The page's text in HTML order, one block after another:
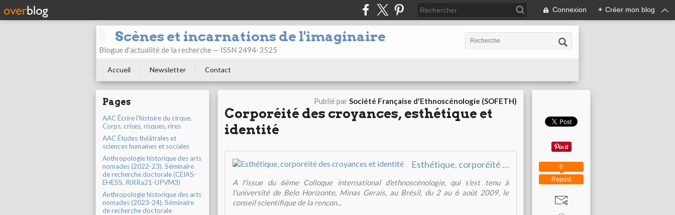
Connexion + Créer mon blog
Scènes et incarnations de l'imaginaire
Blogue d'actualité de la recherche — ISSN 2494-3525
Accueil Newsletter Contact
Pages
AAC Écrire l'histoire du cirque.
Corps, crises, risques, rires
AAC Études théâtrales et
sciences humaines et sociales
Anthropologie historique des arts
nomades (2022-23). Séminaire
de recherche doctorale (CEIAS-
EHESS, RiRRa21-UPVM3)
Anthropologie historique des arts
nomades (2023-24). Séminaire
de recherche doctorale
Publié parSociété Française d'Ethnoscénologie (SOFETH)
Corporéité des croyances, esthétique et
identité
Esthétique, corporéité des croyances et identité
A l'issue du 6ème Colloque international d'ethnoscénologie, qui s'est tenu à
l'université de Belo Horizonte, Minas Gerais, au Brésil, du 2 au 6 août 2009, le
conseil scientifique de la rencon...
Repost
0